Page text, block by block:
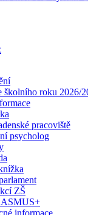
školního roku 2026/
pracoviště
psycholog
ZŠ
informace